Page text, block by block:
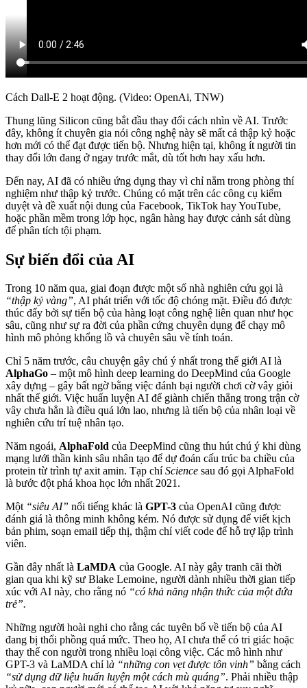
Cách Dall-E 2 hoạt động. (Video: OpenAi, TNW)
Thung lũng Silicon cũng bắt đầu thay đổi cách nhìn về AI. Trước
đây, không ít chuyên gia nói công nghệ này sẽ mất cả thập kỷ hoặc
hơn mới có thể đạt được tiến bộ. Nhưng hiện tại, không ít người tin
thay đổi lớn đang ở ngay trước mắt, dù tốt hơn hay xấu hơn.
Đến nay, AI đã có nhiều ứng dụng thay vì chỉ nằm trong phòng thí
nghiệm như thập kỷ trước. Chúng có mặt trên các công cụ kiểm
duyệt và đề xuất nội dung của Facebook, TikTok hay YouTube,
hoặc phần mềm trong lớp học, ngân hàng hay được cảnh sát dùng
để phân tích tội phạm.
Sự biến đổi của AI
Trong 10 năm qua, giai đoạn được một số nhà nghiên cứu gọi là
“thập kỷ vàng”, AI phát triển với tốc độ chóng mặt. Điều đó được
thúc đẩy bởi sự tiến bộ của hàng loạt công nghệ liên quan như học
sâu, cũng như sự ra đời của phần cứng chuyên dụng để chạy mô
hình mô phỏng khổng lồ và chuyên sâu về tính toán.
Chỉ 5 năm trước, câu chuyện gây chú ý nhất trong thế giới AI là
AlphaGo – một mô hình deep learning do DeepMind của Google
xây dựng – gây bất ngờ bằng việc đánh bại người chơi cờ vây giỏi
nhất thế giới. Việc huấn luyện AI để giành chiến thắng trong trận cờ
vây chưa hẳn là điều quá lớn lao, nhưng là tiến bộ của nhân loại về
nghiên cứu trí tuệ nhân tạo.
Năm ngoái, AlphaFold của DeepMind cũng thu hút chú ý khi dùng
mạng lưới thần kinh sâu nhân tạo để dự đoán cấu trúc ba chiều của
protein từ trình tự axit amin. Tạp chíScience sau đó gọi AlphaFold
là bước đột phá khoa học lớn nhất 2021.
Một “siêu AI” nổi tiếng khác là GPT-3 của OpenAI cũng được
đánh giá là thông minh không kém. Nó được sử dụng để viết kịch
bản phim, soạn email tiếp thị, thậm chí viết code để hỗ trợ lập trình
viên.
Gần đây nhất là LaMDA của Google. AI này gây tranh cãi thời
gian qua khi kỹ sư Blake Lemoine, người dành nhiều thời gian tiếp
xúc với AI này, cho rằng nó “có khả năng nhận thức của một đứa
trẻ”.
Những người hoài nghi cho rằng các tuyên bố về tiến bộ của AI
đang bị thổi phồng quá mức. Theo họ, AI chưa thể có tri giác hoặc
thay thế con người trong nhiều loại công việc. Các mô hình như
GPT-3 và LaMDA chỉ là “những con vẹt được tôn vinh” bằng cách
“sử dụng dữ liệu huấn luyện một cách mù quáng”. Phải nhiều thập